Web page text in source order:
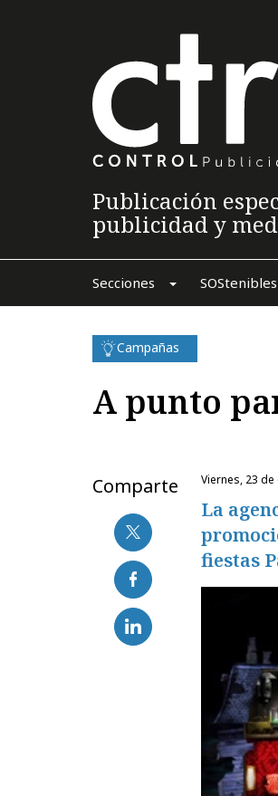
Publicación
publicidad y
Secciones SOStenibles
Campañas
A punto
Comparte viernes, 23
La
fiestas